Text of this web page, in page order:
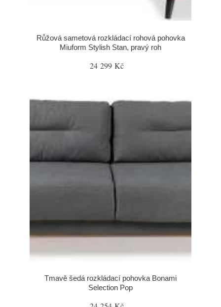
Růžová sametová rozkládací rohová pohovka
Miuform Stylish Stan, pravý roh
24 299 Kč
Tmavě šedá rozkládací pohovka Bonami
Selection Pop